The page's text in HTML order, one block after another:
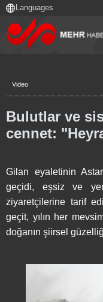
Video
Bulutlar ve
cennet:
Gilan eyaletinin
geçidi, eşsiz ve
ziyaretçilerine tarif
geçit, yılın her
doğanın şiirsel